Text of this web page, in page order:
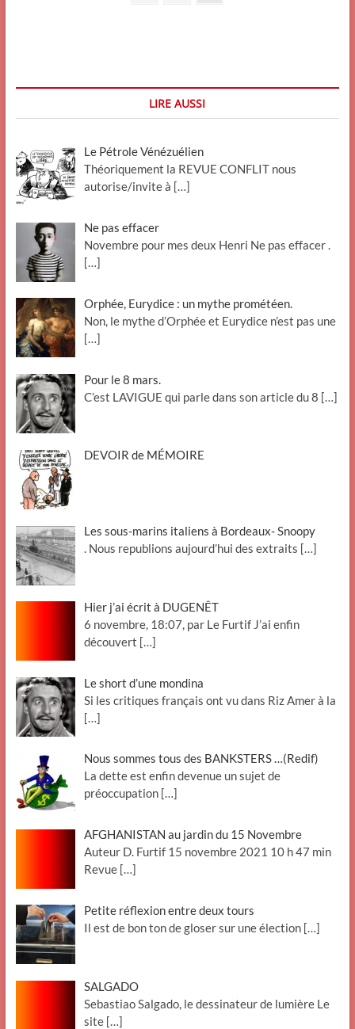
LIRE AUSSI
Le Pétrole Vénézuélien
Théoriquement la REVUE CONFLIT nous
autorise/invite à […]
Ne pas effacer
Novembre pour mes deux Henri Ne pas effacer .
[…]
Orphée, Eurydice : un mythe prométéen.
Non, le mythe d’Orphée et Eurydice n’est pas une
[…]
Pour le 8 mars.
C’est LAVIGUE qui parle dans son article du 8 […]
DEVOIR de MÉMOIRE
Les sous-marins italiens à Bordeaux- Snoopy
. Nous republions aujourd’hui des extraits […]
Hier j’ai écrit à DUGENÊT
6 novembre, 18:07, par Le Furtif J’ai enfin
découvert […]
Le short d’une mondina
Si les critiques français ont vu dans Riz Amer à la
[…]
Nous sommes tous des BANKSTERS …(Redif)
La dette est enfin devenue un sujet de
préoccupation […]
AFGHANISTAN au jardin du 15 Novembre
Auteur D. Furtif 15 novembre 2021 10 h 47 min
Revue […]
Petite réflexion entre deux tours
Il est de bon ton de gloser sur une élection […]
SALGADO
Sebastiao Salgado, le dessinateur de lumière Le
site […]